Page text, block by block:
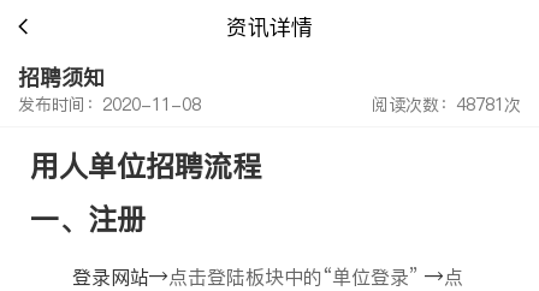
资讯详情
招聘须知
发布时间：2020-11-08 阅读次数：48781次
用人单位招聘流程
一、注册
登录网站→点击登陆板块中的“单位登录” →点